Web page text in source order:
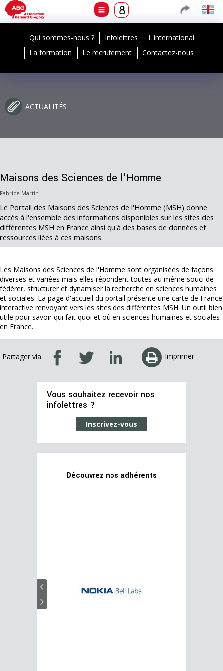
Qui sommes-nous ? Infolettres
L'international
La formation
Le recrutement Contactez-nous
ACTUALITÉS
Maisons des Sciences de l'Homme
Fabrice Martin
Le Portail des Maisons des Sciences de l'Homme (MSH) donne
accès à l'ensemble des informations disponibles sur les sites des
différentes MSH en France ainsi qu'à des bases de données et
ressources liées à ces maisons.
Les Maisons des Sciences de l'Homme sont organisées de façons
diverses et variées mais elles répondent toutes au même souci de
fédérer, structurer et dynamiser la recherche en sciences humaines
et sociales. La page d'accueil du portail présente une carte de France
interactive renvoyant vers les sites des différentes MSH. Un outil bien
utile pour savoir qui fait quoi et où en sciences humaines et sociales
en France.
Partager via Imprimer
Vous souhaitez recevoir nos
infolettres ?
Inscrivez-vous
Découvrez nos adhérents